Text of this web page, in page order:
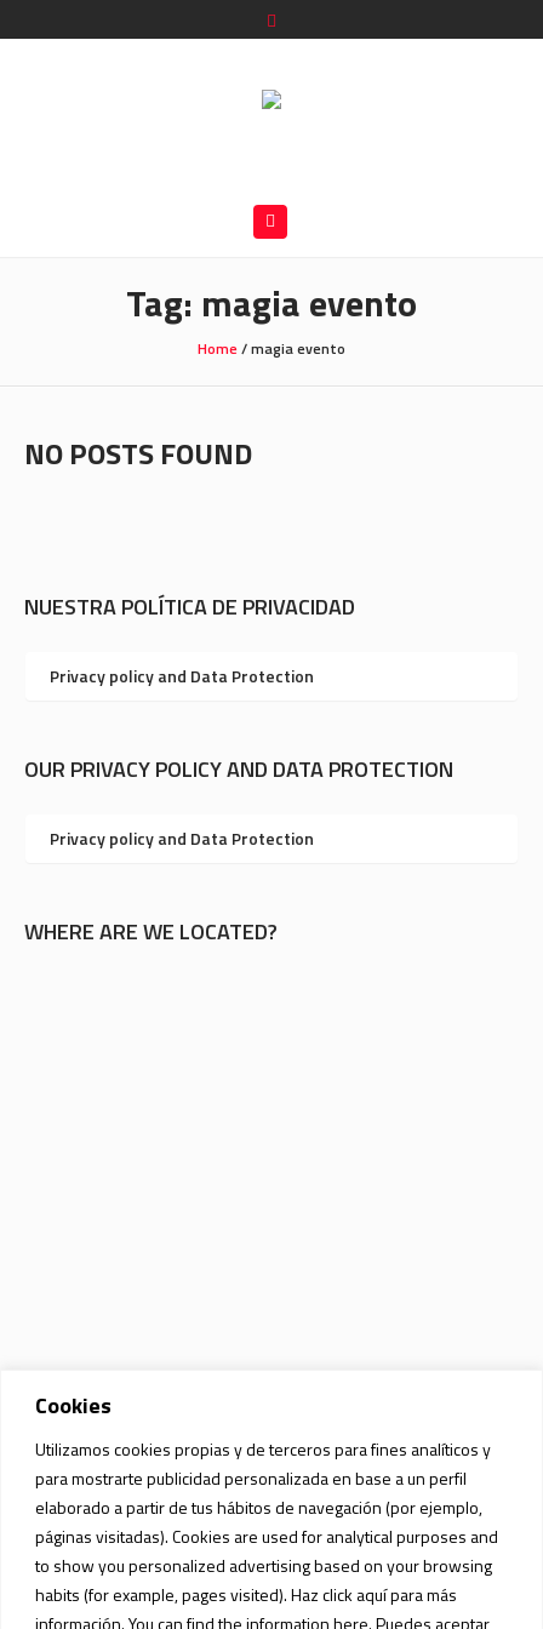
Cookies
Utilizamos cookies propias y de terceros para fines analíticos y
para mostrarte publicidad personalizada en base a un perfil
elaborado a partir de tus hábitos de navegación (por ejemplo,
páginas visitadas). Cookies are used for analytical purposes and
to show you personalized advertising based on your browsing
habits (for example, pages visited). Haz click aquí para más
información. You can find the information here. Puedes aceptar,
Tag: magia evento
Home/magia evento
NO POSTS FOUND
NUESTRA POLÍTICA DE PRIVACIDAD
Privacy policy and Data Protection
OUR PRIVACY POLICY AND DATA PROTECTION
Privacy policy and Data Protection
WHERE ARE WE LOCATED?